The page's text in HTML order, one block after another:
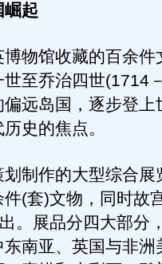
崛起
馆收藏的百余件
至乔治四世(1714
远岛国，逐步登上
史的焦点。
作的大型综合展
(套)文物，同时故
。展品分四大部分
南亚、英国与非洲